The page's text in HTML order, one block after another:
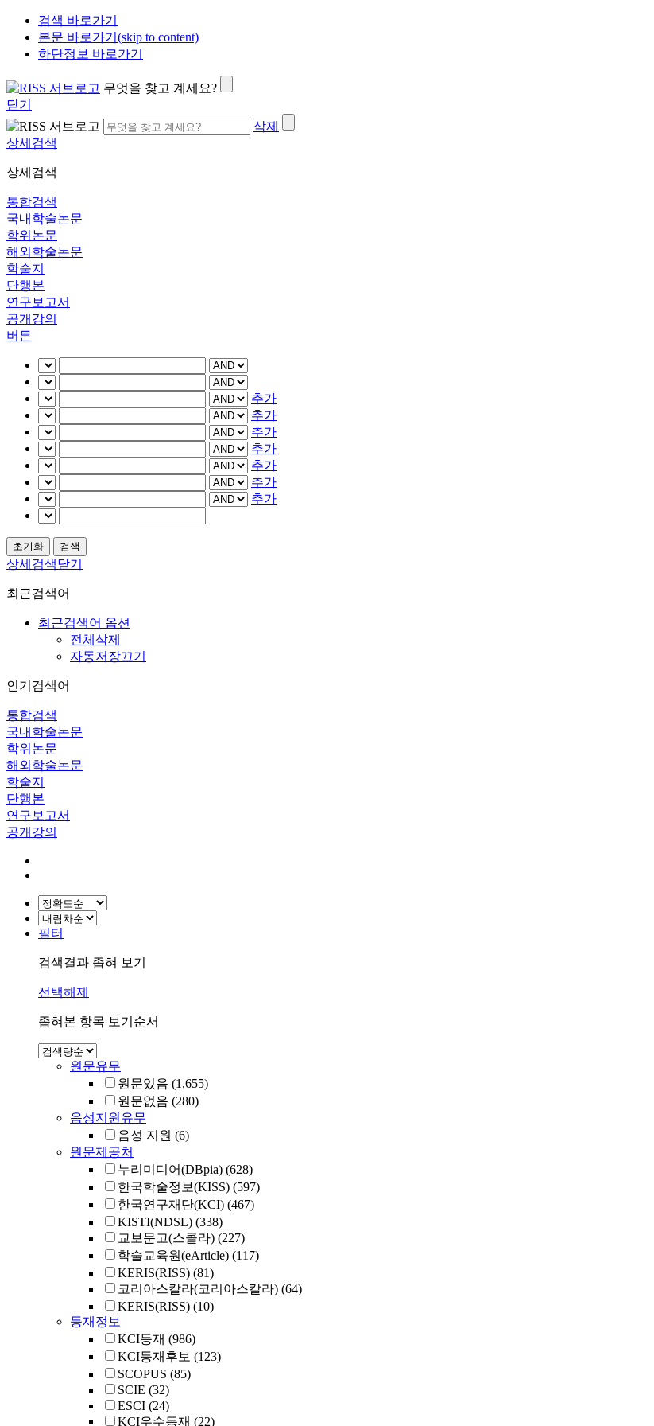
검색 바로가기
본문 바로가기(skip to content)
하단정보 바로가기
무엇을 찾고 계세요?
닫기
삭제
상세검색
상세검색
통합검색
국내학술논문
학위논문
해외학술논문
학술지
단행본
연구보고서
공개강의
버튼
추가
추가
추가
추가
추가
추가
추가
상세검색닫기
최근검색어
최근검색어 옵션
전체삭제
자동저장끄기
인기검색어
통합검색
국내학술논문
학위논문
해외학술논문
학술지
단행본
연구보고서
공개강의
필터
검색결과 좁혀 보기
선택해제
좁혀본 항목 보기순서
원문유무
원문있음 (1,655)
원문없음 (280)
음성지원유무
음성 지원 (6)
원문제공처
누리미디어(DBpia) (628)
한국학술정보(KISS) (597)
한국연구재단(KCI) (467)
KISTI(NDSL) (338)
교보문고(스콜라) (227)
학술교육원(eArticle) (117)
KERIS(RISS) (81)
코리아스칼라(코리아스칼라) (64)
KERIS(RISS) (10)
등재정보
KCI등재 (986)
KCI등재후보 (123)
SCOPUS (85)
SCIE (32)
ESCI (24)
KCI우수등재 (22)